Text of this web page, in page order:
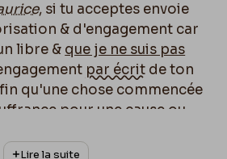
, si tu acceptes envoie
& d'engagement car
libre & que je ne suis pas
par écrit de ton
qu'une chose commencée
pour une cause ou
Lire la suite